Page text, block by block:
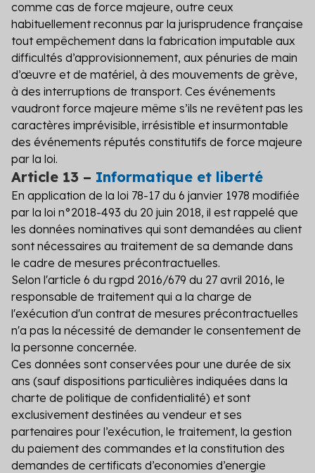
comme cas de force majeure, outre ceux
habituellement reconnus par la jurisprudence française
tout empêchement dans la fabrication imputable aux
difficultés d’approvisionnement, aux pénuries de main
d’œuvre et de matériel, à des mouvements de grève,
à des interruptions de transport. Ces événements
vaudront force majeure même s’ils ne revêtent pas les
caractères imprévisible, irrésistible et insurmontable
des événements réputés constitutifs de force majeure
par la loi.
Article 13 – Informatique et liberté
En application de la loi 78-17 du 6 janvier 1978 modifiée
par la loi n°2018-493 du 20 juin 2018, il est rappelé que
les données nominatives qui sont demandées au client
sont nécessaires au traitement de sa demande dans
le cadre de mesures précontractuelles.
Selon l'article 6 du rgpd 2016/679 du 27 avril 2016, le
responsable de traitement qui a la charge de
l'exécution d'un contrat de mesures précontractuelles
n'a pas la nécessité de demander le consentement de
la personne concernée.
Ces données sont conservées pour une durée de six
ans (sauf dispositions particulières indiquées dans la
charte de politique de confidentialité) et sont
exclusivement destinées au vendeur et ses
partenaires pour l’exécution, le traitement, la gestion
du paiement des commandes et la constitution des
demandes de certificats d’economies d’energie